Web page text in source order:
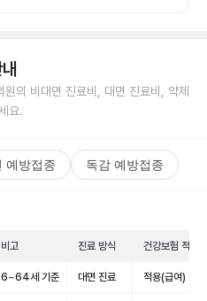
원의 비대면 진료비, 대면 진료비, 약제
요.
예방접종 독감 예방접종
비고 진료 방식 건강보험 적용
6~64세 기준 대면 진료 적용(급여)